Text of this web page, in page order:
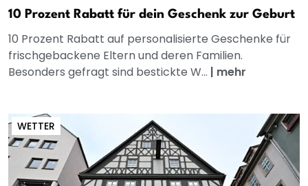
10 Prozent Rabatt für dein Geschenk zur Geburt
10 Prozent Rabatt auf personalisierte Geschenke für
frischgebackene Eltern und deren Familien.
Besonders gefragt sind bestickte W... | mehr
WETTER